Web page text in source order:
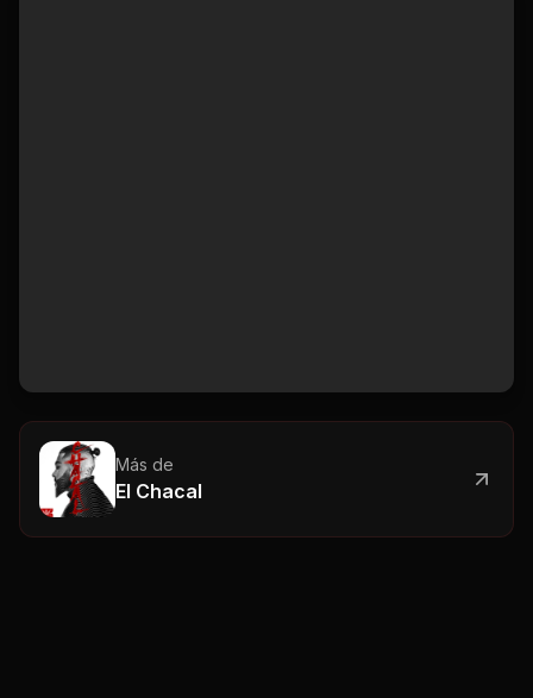
Más de
El Chacal